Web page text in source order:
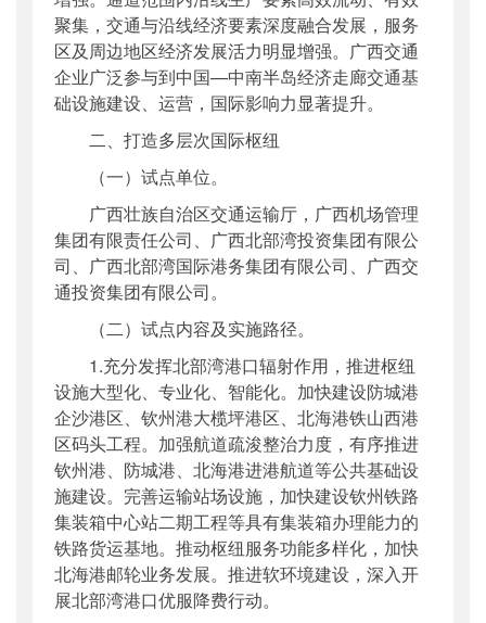
聚集，交通与沿线经济要素深度融合发展，服务
区及周边地区经济发展活力明显增强。广西交通
企业广泛参与到中国—中南半岛经济走廊交通基
础设施建设、运营，国际影响力显著提升。
二、打造多层次国际枢纽
（一）试点单位。
广西壮族自治区交通运输厅，广西机场管理
集团有限责任公司、广西北部湾投资集团有限公
司、广西北部湾国际港务集团有限公司、广西交
通投资集团有限公司。
（二）试点内容及实施路径。
1.充分发挥北部湾港口辐射作用，推进枢纽
设施大型化、专业化、智能化。加快建设防城港
企沙港区、钦州港大榄坪港区、北海港铁山西港
区码头工程。加强航道疏浚整治力度，有序推进
钦州港、防城港、北海港进港航道等公共基础设
施建设。完善运输站场设施，加快建设钦州铁路
集装箱中心站二期工程等具有集装箱办理能力的
铁路货运基地。推动枢纽服务功能多样化，加快
北海港邮轮业务发展。推进软环境建设，深入开
展北部湾港口优服降费行动。